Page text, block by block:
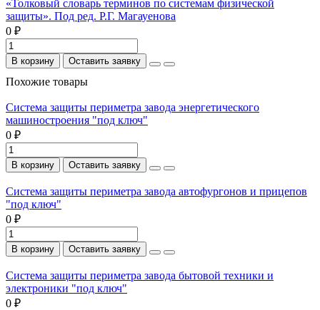
«Толковый словарь терминов по системам физической
защиты». Под ред. Р.Г. Магауенова
0 ₽
В корзину Оставить заявку
Похожие товары
Система защиты периметра завода энергетического
машиностроения "под ключ"
0 ₽
В корзину Оставить заявку
Система защиты периметра завода автофургонов и прицепов
"под ключ"
0 ₽
В корзину Оставить заявку
Система защиты периметра завода бытовой техники и
электроники "под ключ"
0 ₽